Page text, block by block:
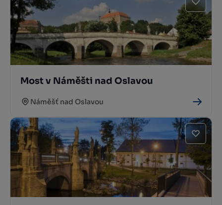
Most v Náměšti nad Oslavou
Náměšť nad Oslavou